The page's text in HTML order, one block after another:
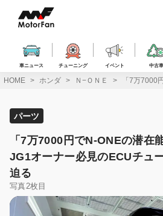
ス
車ニュース チューニング イベント 中古車
HOME ホンダ Ｎ−ＯＮＥ 「7万7000
パーツ
「7万7000円でN-ONEの潜在
JG1オーナー必見のECUチュ
迫る
写真2枚目